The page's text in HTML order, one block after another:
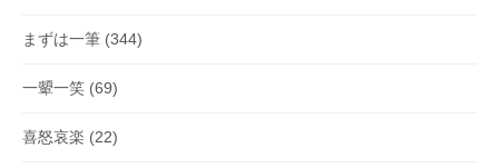
まずは一筆 (344)
一顰一笑 (69)
喜怒哀楽 (22)